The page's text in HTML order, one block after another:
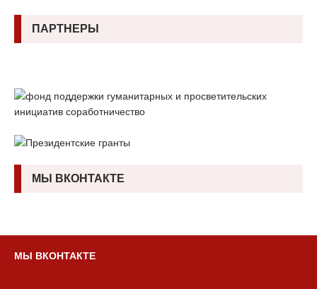
ПАРТНЕРЫ
МЫ ВКОНТАКТЕ
МЫ ВКОНТАКТЕ